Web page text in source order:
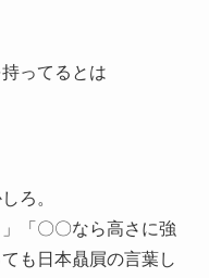
ってるとは
ろ。
「〇〇なら高さに強
も日本贔屓の言葉し